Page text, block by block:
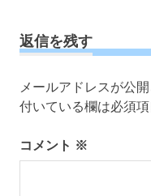
シ
ン
返信を残す
メールアドレスが公
付いている欄は必須
コメント ※